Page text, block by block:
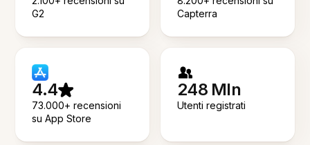
G2
Capterra
4.4
73.000+ recensioni
su App Store
248 Mln
Utenti registrati